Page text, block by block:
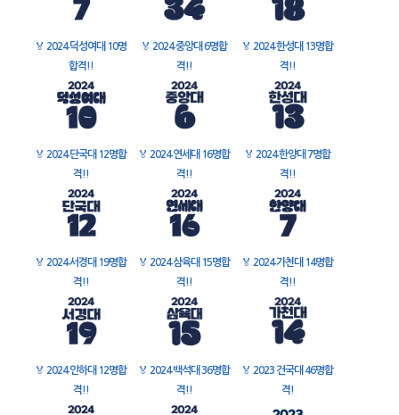
🏅 2024 덕성여대 10명
합격!!
🏅 2024 중앙대 6명합
격!!
🏅 2024 한성대 13명합
격!!
🏅 2024 단국대 12명합
격!!
🏅 2024 연세대 16명합
격!!
🏅 2024 한양대 7명합
격!!
🏅 2024 서경대 19명합
격!!
🏅 2024 삼육대 15명합
격!!
🏅 2024 가천대 14명합
격!!
🏅 2024 인하대 12명합
격!!
🏅 2024 백석대 36명합
격!!
🏅 2023 건국대 46명합
격!